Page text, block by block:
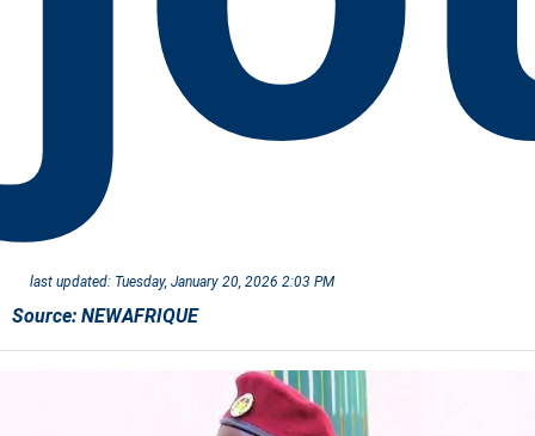
last updated: Tuesday, January 20, 2026 2:03 PM
Source: NEWAFRIQUE